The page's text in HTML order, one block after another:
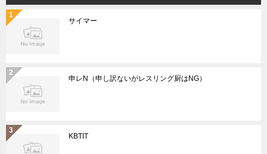
サイマー
申レN（申し訳ないがレスリング厨はNG）
KBTIT